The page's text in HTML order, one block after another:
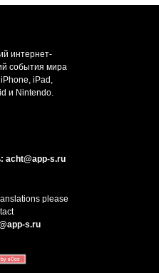
интернет-
события мира
iPad,
и Nintendo.
acht@app-s.ru
please
s.ru